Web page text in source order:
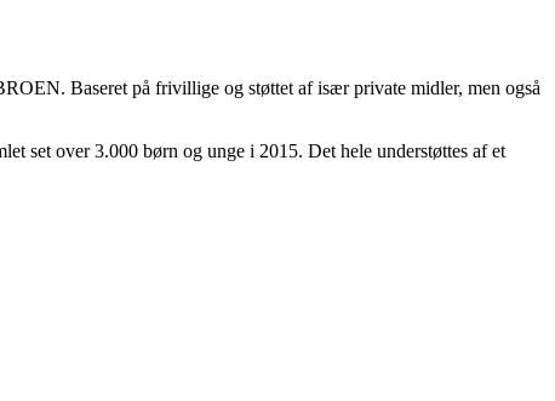
Baseret på frivillige og støttet af især private midler, men også
set over 3.000 børn og unge i 2015. Det hele understøttes af et